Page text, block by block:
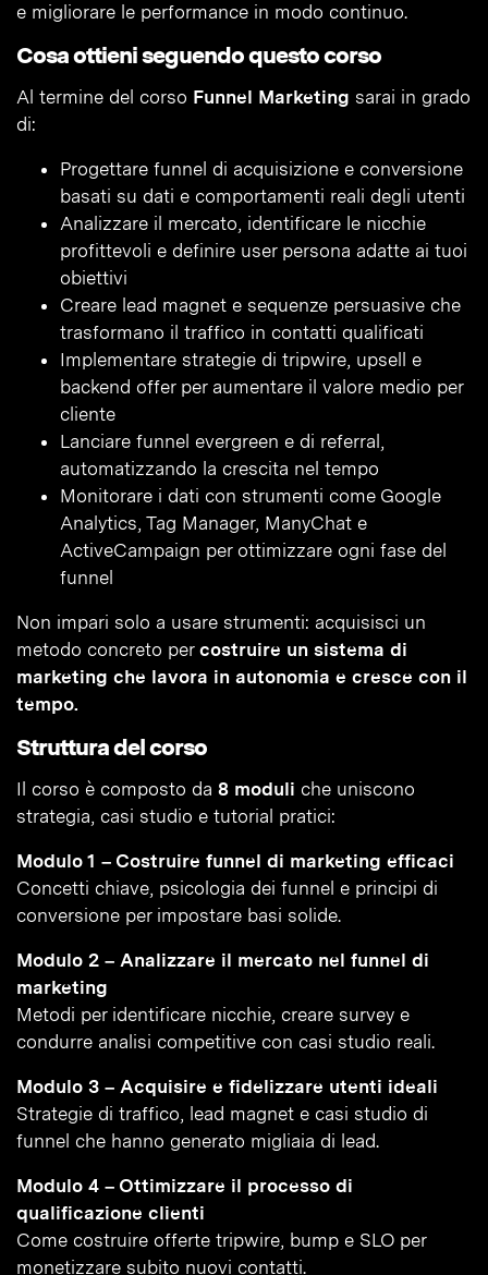
e migliorare le performance in modo continuo.
Cosa ottieni seguendo questo corso
Al termine del corso Funnel Marketing sarai in grado
di:
Progettare funnel di acquisizione e conversione
basati su dati e comportamenti reali degli utenti
Analizzare il mercato, identificare le nicchie
profittevoli e definire user persona adatte ai tuoi
obiettivi
Creare lead magnet e sequenze persuasive che
trasformano il traffico in contatti qualificati
Implementare strategie di tripwire, upsell e
backend offer per aumentare il valore medio per
cliente
Lanciare funnel evergreen e di referral,
automatizzando la crescita nel tempo
Monitorare i dati con strumenti come Google
Analytics, Tag Manager, ManyChat e
ActiveCampaign per ottimizzare ogni fase del
funnel
Non impari solo a usare strumenti: acquisisci un
metodo concreto per costruire un sistema di
marketing che lavora in autonomia e cresce con il
tempo.
Struttura del corso
Il corso è composto da 8 moduli che uniscono
strategia, casi studio e tutorial pratici:
Modulo 1 – Costruire funnel di marketing efficaci
Concetti chiave, psicologia dei funnel e principi di
conversione per impostare basi solide.
Modulo 2 – Analizzare il mercato nel funnel di
marketing
Metodi per identificare nicchie, creare survey e
condurre analisi competitive con casi studio reali.
Modulo 3 – Acquisire e fidelizzare utenti ideali
Strategie di traffico, lead magnet e casi studio di
funnel che hanno generato migliaia di lead.
Modulo 4 – Ottimizzare il processo di
qualificazione clienti
Come costruire offerte tripwire, bump e SLO per
monetizzare subito nuovi contatti.